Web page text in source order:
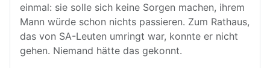
einmal: sie solle sich keine Sorgen machen, ihrem
Mann würde schon nichts passieren. Zum Rathaus,
das von SA-Leuten umringt war, konnte er nicht
gehen. Niemand hätte das gekonnt.